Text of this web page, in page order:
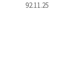
92.11.25